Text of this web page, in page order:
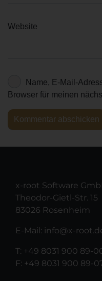
Website
Name, E-Mail-
Browser für meinen
x-root Software
Theodor-Gietl-Str. 15
83026 Rosenheim
E-Mail: info@x-
T: +49 8031 900 89-
F: +49 8031 900 89-